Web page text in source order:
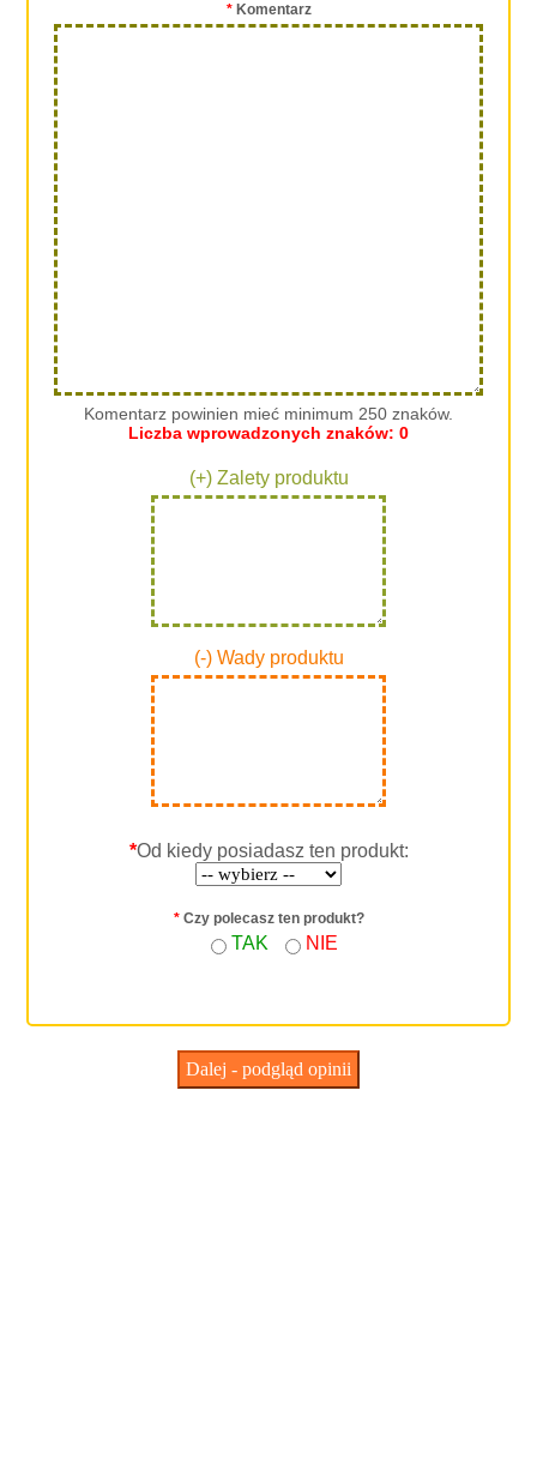
*Komentarz
Komentarz powinien mieć minimum 250 znaków.
Liczba wprowadzonych znaków: 0
(+) Zalety produktu
(-) Wady produktu
*Od kiedy posiadasz ten produkt:
*Czy polecasz ten produkt?
TAK NIE